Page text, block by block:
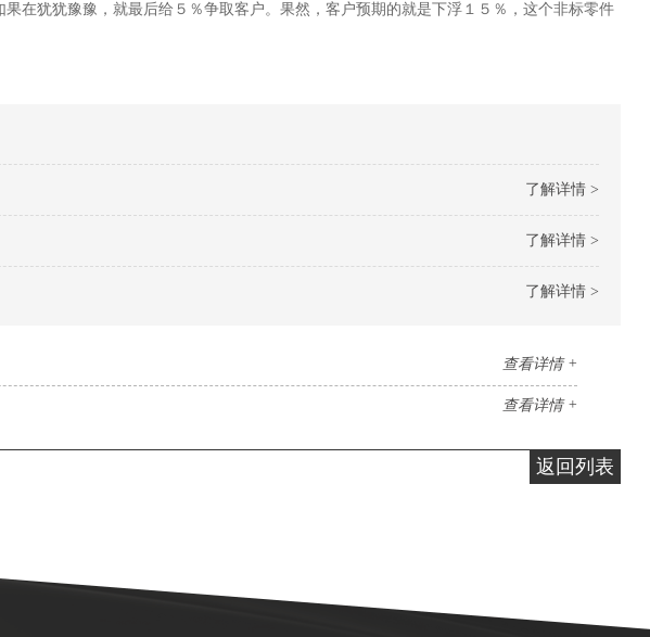
在犹犹豫豫，就最后给５％争取客户。果然，客户预期的就是下浮１５％，这个非标零件
了解详情 >
了解详情 >
了解详情 >
查看详情 +
查看详情 +
返回列表